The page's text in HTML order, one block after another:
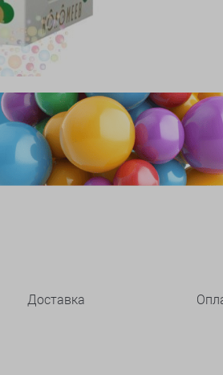
Доставка